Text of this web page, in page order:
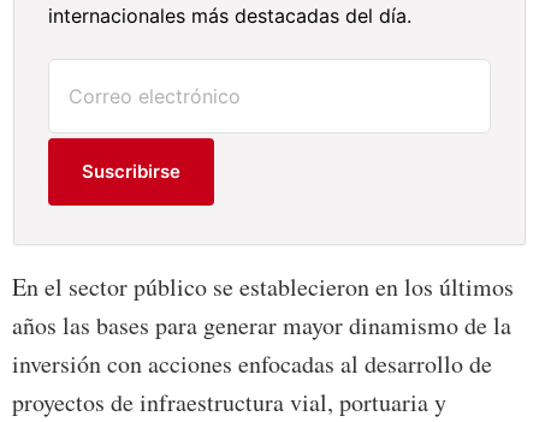
internacionales más destacadas del día.
Suscribirse
En el sector público se establecieron en los últimos
años las bases para generar mayor dinamismo de la
inversión con acciones enfocadas al desarrollo de
proyectos de infraestructura vial, portuaria y